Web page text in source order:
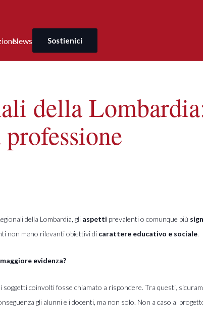
News Sostienici
della
della Lombardia, gli aspetti prevalenti o comunque più
non meno rilevanti obiettivi di carattere educativo e sociale.
evidenza?
coinvolti fosse chiamato a rispondere. Tra questi,
gli alunni e i docenti, ma non solo. Non a caso al